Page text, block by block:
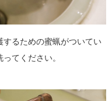
するための蜜蝋がついてい
てください。